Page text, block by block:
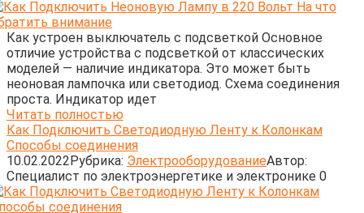
Как устроен выключатель с подсветкой Основное
отличие устройства с подсветкой от классических
моделей — наличие индикатора. Это может быть
неоновая лампочка или светодиод. Схема соединения
проста. Индикатор идет
Читать полностью
Как Подключить Светодиодную Ленту к Колонкам
Способы соединения
10.02.2022Рубрика: ЭлектрооборудованиеАвтор:
Cпециалист по электроэнергетике и электронике 0